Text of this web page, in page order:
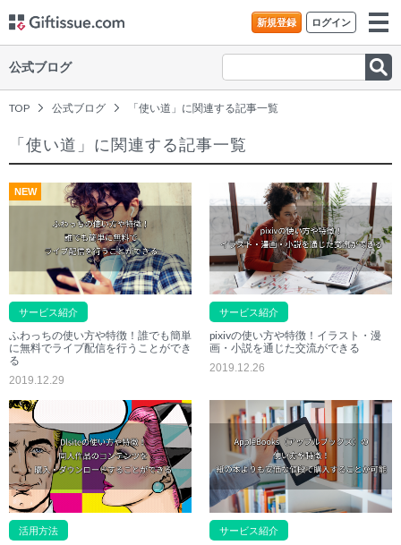
新規登録 ログイン
公式ブログ
TOP 公式ブログ 「使い道」に関連する記事一覧
「使い道」に関連する記事一覧
NEW
サービス紹介
ふわっちの使い方や特徴！誰でも簡単
に無料でライブ配信を行うことができ
る
2019.12.29
サービス紹介
pixivの使い方や特徴！イラスト・漫
画・小説を通じた交流ができる
2019.12.26
活用方法 サービス紹介